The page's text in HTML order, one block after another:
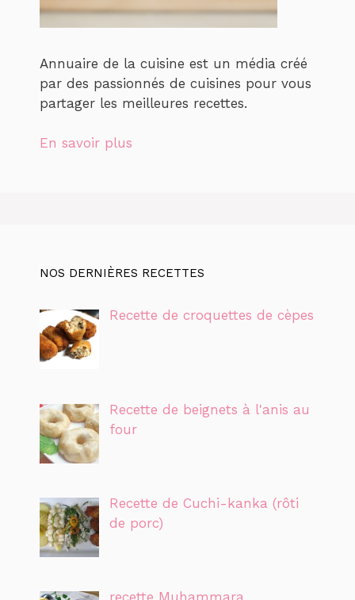
Annuaire de la cuisine est un média créé
par des passionnés de cuisines pour vous
partager les meilleures recettes.
En savoir plus
NOS DERNIÈRES RECETTES
Recette de croquettes de cèpes
Recette de beignets à l'anis au
four
Recette de Cuchi-kanka (rôti
de porc)